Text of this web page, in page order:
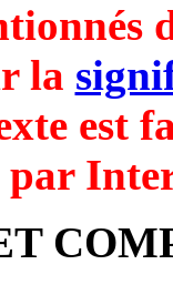
la
est
par